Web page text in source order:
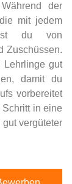
der
mit jedem
du von
Zuschüssen.
Lehrlinge gut
damit du
vorbereitet
in eine
vergüteter